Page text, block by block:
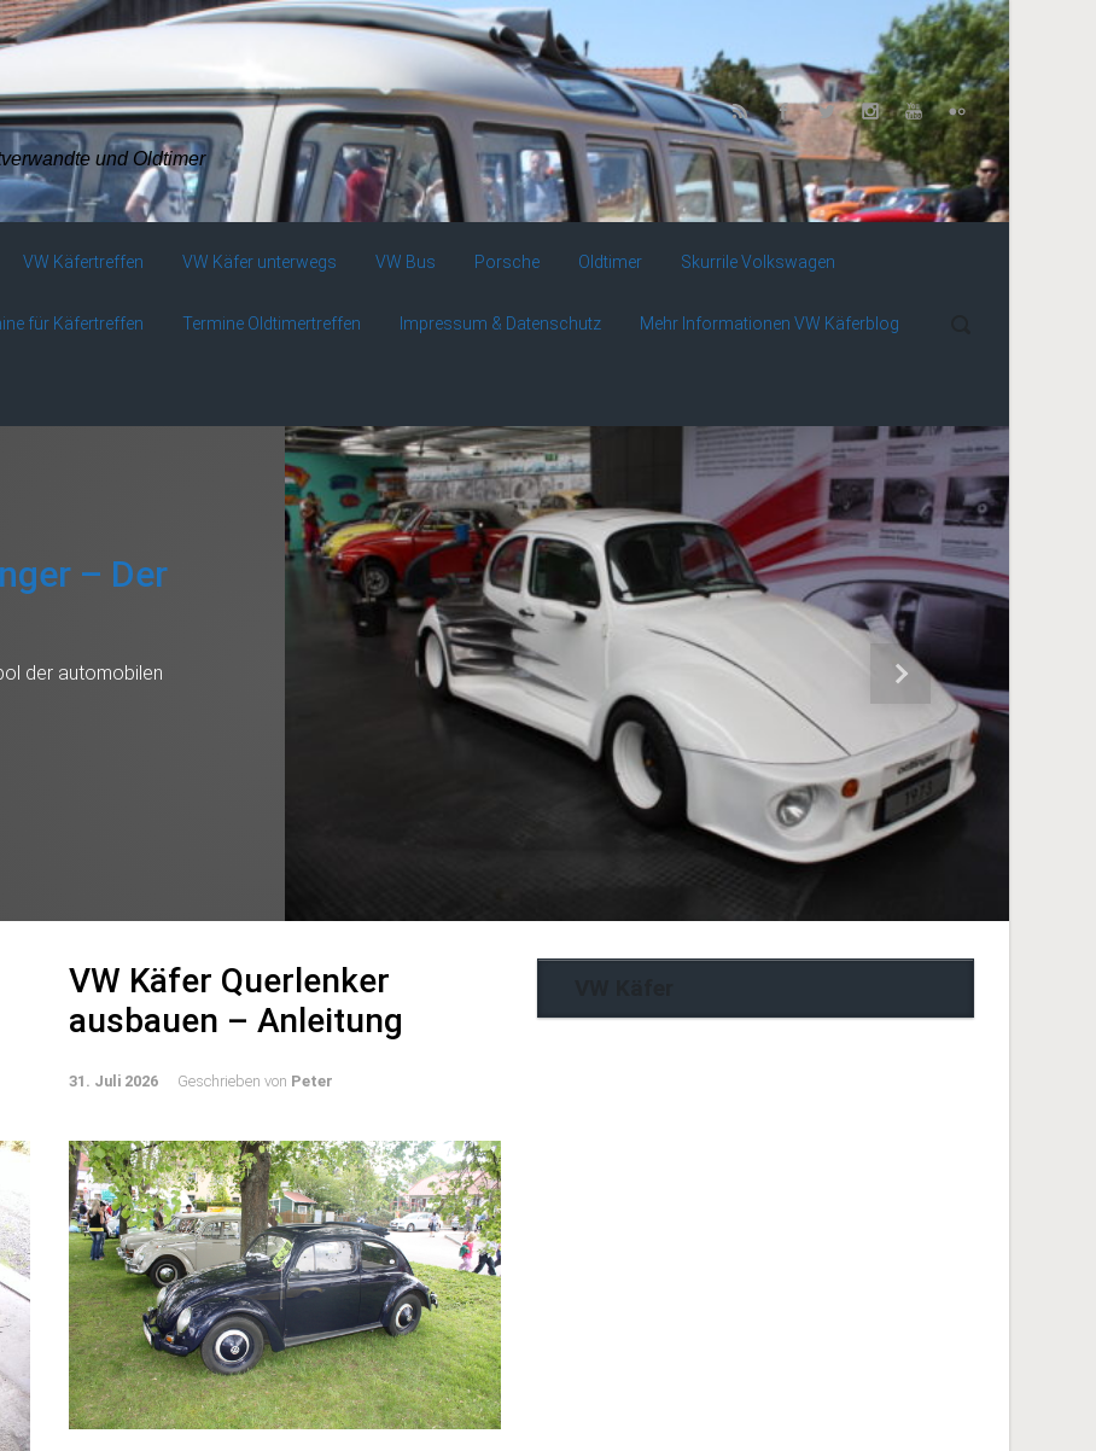
und Oldtimer
VW Käfertreffen VW Käfer unterwegs VW Bus Porsche Oldtimer Skurrile Volkswagen
für Käfertreffen Termine Oldtimertreffen Impressum & Datenschutz Mehr Informationen VW Käferblog
Nächster
VW Käfer Querlenker
ausbauen – Anleitung
31. Juli 2026 Geschrieben vonPeter